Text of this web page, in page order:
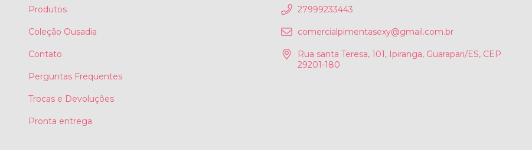
Produtos
Coleção Ousadia
Contato
Perguntas Frequentes
Trocas e Devoluções
Pronta entrega
27999233443
comercialpimentasexy@gmail.com.br
Rua santa Teresa, 101, Ipiranga, Guarapari/ES, CEP
29201-180